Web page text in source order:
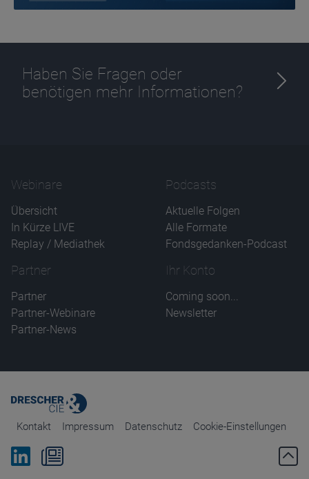
Haben Sie Fragen oder
benötigen mehr Informationen?
Webinare
Übersicht
In Kürze LIVE
Replay / Mediathek
Podcasts
Aktuelle Folgen
Alle Formate
Fondsgedanken-Podcast
Partner
Partner
Partner-Webinare
Partner-News
Ihr Konto
Coming soon...
Newsletter
Kontakt Impressum Datenschutz Cookie-Einstellungen
Bei Linkedin folgen
Zum Newsletter anmelden